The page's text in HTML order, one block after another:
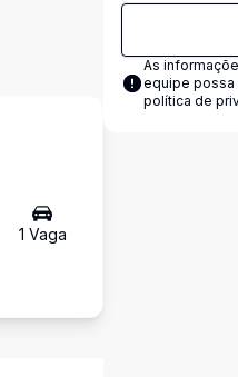
1 Vaga
As
equipe possa
política de